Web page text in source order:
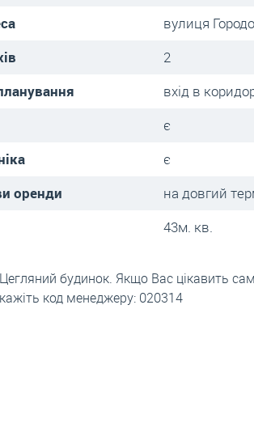
вулиця
2
вхід в
є
є
оренди
на довгий
43м. кв.
будинок. Якщо Вас цікавить
код менеджеру: 020314